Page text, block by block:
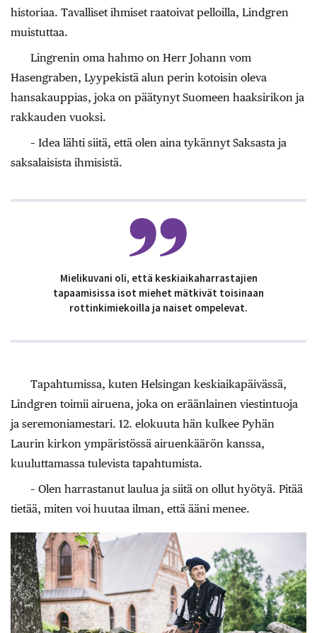
historiaa. Tavalliset ihmiset raatoivat pelloilla, Lindgren
muistuttaa.
Lingrenin oma hahmo on Herr Johann vom
Hasengraben, Lyypekistä alun perin kotoisin oleva
hansakauppias, joka on päätynyt Suomeen haaksirikon ja
rakkauden vuoksi.
– Idea lähti siitä, että olen aina tykännyt Saksasta ja
saksalaisista ihmisistä.
Mielikuvani oli, että keskiaikaharrastajien
tapaamisissa isot miehet mätkivät toisinaan
rottinkimiekoilla ja naiset ompelevat.
Tapahtumissa, kuten Helsingan keskiaikapäivässä,
Lindgren toimii airuena, joka on eräänlainen viestintuoja
ja seremoniamestari. 12. elokuuta hän kulkee Pyhän
Laurin kirkon ympäristössä airuenkäärön kanssa,
kuuluttamassa tulevista tapahtumista.
– Olen harrastanut laulua ja siitä on ollut hyötyä. Pitää
tietää, miten voi huutaa ilman, että ääni menee.